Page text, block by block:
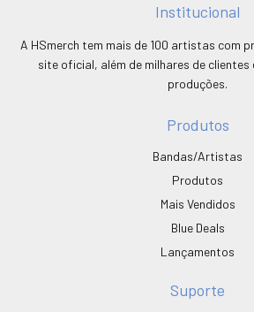
Institucional
A HSmerch tem mais de 100 artistas com
site oficial, além de milhares de
produções.
Produtos
Bandas/Artistas
Produtos
Mais Vendidos
Blue Deals
Lançamentos
Suporte